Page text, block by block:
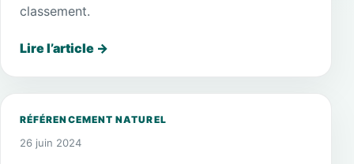
classement.
Lire l’article →
RÉFÉRENCEMENT NATUREL
26 juin 2024